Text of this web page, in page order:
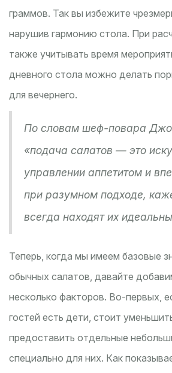
граммов. Так вы избежите
нарушив гармонию стола. При
также учитывать время
дневного стола можно делать
для вечернего.
По словам шеф-повара
«подача салатов — это
управлении аппетитом и
при разумном подходе,
всегда находят их
Теперь, когда мы имеем базовые
обычных салатов, давайте
несколько факторов. Во-первых,
гостей есть дети, стоит
предоставить отдельные
специально для них. Как